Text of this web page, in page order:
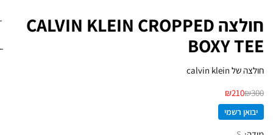
חולצה CALVIN KLEIN CROPPED
BOXY TEE
חולצה של calvin klein
₪300
₪210
יבואן רשמי